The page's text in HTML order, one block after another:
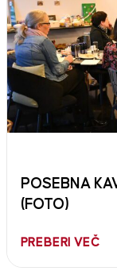
POSEBNA
(FOTO)
PREBERI VEČ